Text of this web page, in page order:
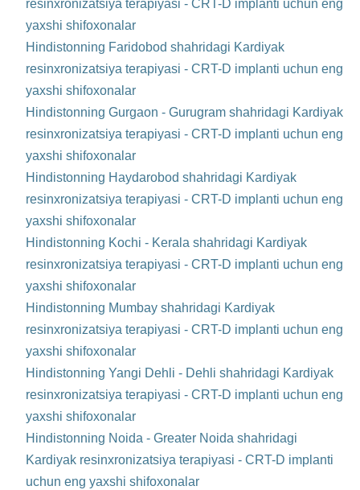
resinxronizatsiya terapiyasi - CRT-D implanti uchun eng
yaxshi shifoxonalar
Hindistonning Faridobod shahridagi Kardiyak
resinxronizatsiya terapiyasi - CRT-D implanti uchun eng
yaxshi shifoxonalar
Hindistonning Gurgaon - Gurugram shahridagi Kardiyak
resinxronizatsiya terapiyasi - CRT-D implanti uchun eng
yaxshi shifoxonalar
Hindistonning Haydarobod shahridagi Kardiyak
resinxronizatsiya terapiyasi - CRT-D implanti uchun eng
yaxshi shifoxonalar
Hindistonning Kochi - Kerala shahridagi Kardiyak
resinxronizatsiya terapiyasi - CRT-D implanti uchun eng
yaxshi shifoxonalar
Hindistonning Mumbay shahridagi Kardiyak
resinxronizatsiya terapiyasi - CRT-D implanti uchun eng
yaxshi shifoxonalar
Hindistonning Yangi Dehli - Dehli shahridagi Kardiyak
resinxronizatsiya terapiyasi - CRT-D implanti uchun eng
yaxshi shifoxonalar
Hindistonning Noida - Greater Noida shahridagi
Kardiyak resinxronizatsiya terapiyasi - CRT-D implanti
uchun eng yaxshi shifoxonalar